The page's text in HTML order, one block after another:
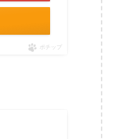
ポチップ